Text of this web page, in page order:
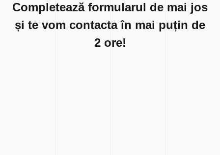
Completează formularul de mai jos
și te vom contacta în mai puțin de
2 ore!